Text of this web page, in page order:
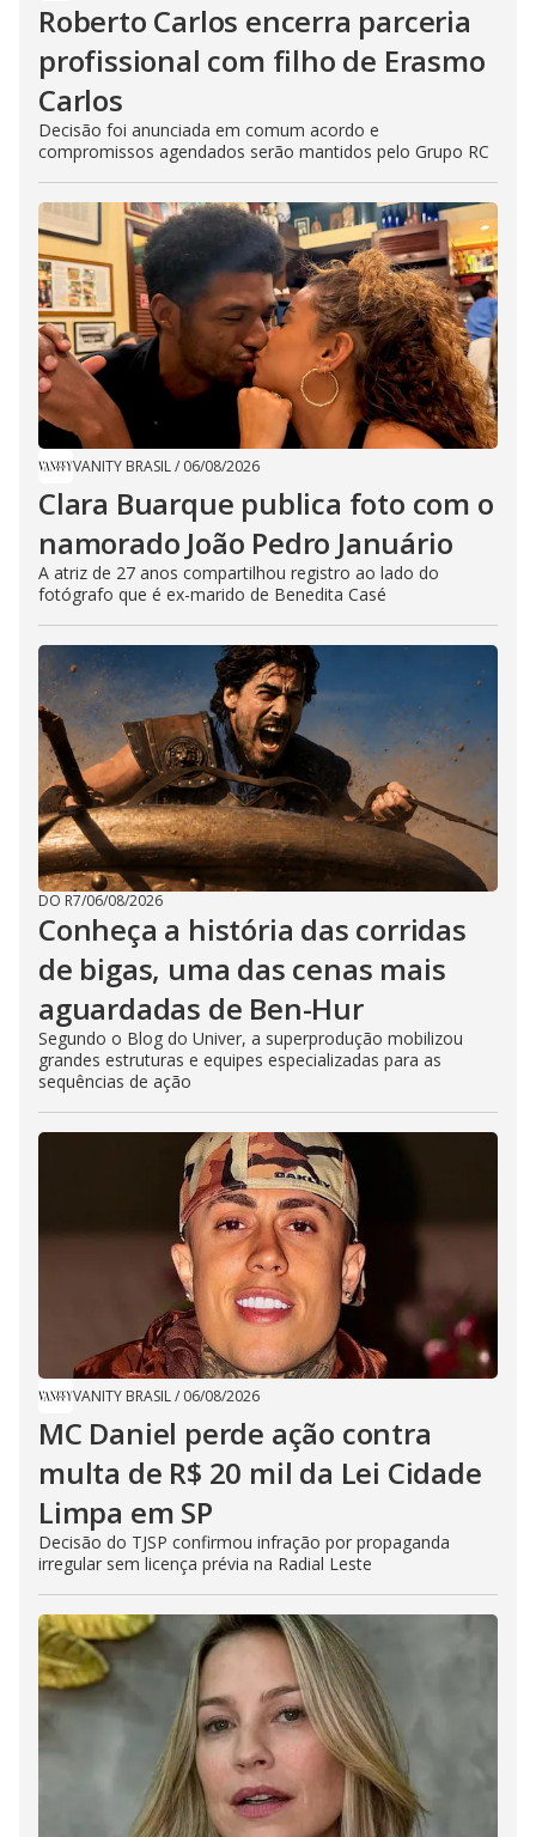
Roberto Carlos encerra parceria
profissional com filho de Erasmo
Carlos
Decisão foi anunciada em comum acordo e
compromissos agendados serão mantidos pelo Grupo RC
VANITY BRASIL/ 06/08/2026
Clara Buarque publica foto com o
namorado João Pedro Januário
A atriz de 27 anos compartilhou registro ao lado do
fotógrafo que é ex-marido de Benedita Casé
DO R7/06/08/2026
Conheça a história das corridas
de bigas, uma das cenas mais
aguardadas de Ben-Hur
Segundo o Blog do Univer, a superprodução mobilizou
grandes estruturas e equipes especializadas para as
sequências de ação
VANITY BRASIL/ 06/08/2026
MC Daniel perde ação contra
multa de R$ 20 mil da Lei Cidade
Limpa em SP
Decisão do TJSP confirmou infração por propaganda
irregular sem licença prévia na Radial Leste